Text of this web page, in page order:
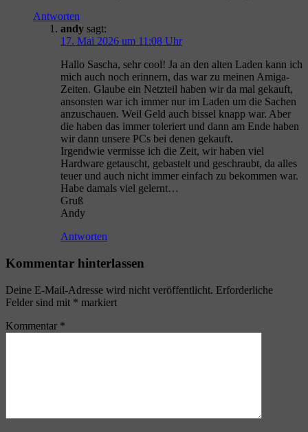
Antworten
andy sagt:
17. Mai 2026 um 11:08 Uhr
Hallo Sascha, sehr cool! Ja an den alten Laden kann ich
mich auch noch erinnern, das war zu meinen Amiga-
Zeiten. Glaube ein Netzteil haben wir da mal gekauft,
ansonsten war ich immer nur im Laden um die Sachen
anzuschauen. Weil Geld auch bissel knapp war. Aber
die haben das immer toleriert und dann am Ende haben
wir dann unsere PCs bei denen gekauft.
Irgendwie vermisse ich die Zeit, wir haben viel
Hardware getauscht, gebastelt und geschraubt, da alles
teuer und auch nicht immer einfach zu bekommen war.
Habe damals viel gelernt…
Gruß
Andy
Antworten
Kommentar hinterlassen
Deine E-Mail-Adresse wird nicht veröffentlicht. Erforderliche
Felder sind mit * markiert
Kommentar *